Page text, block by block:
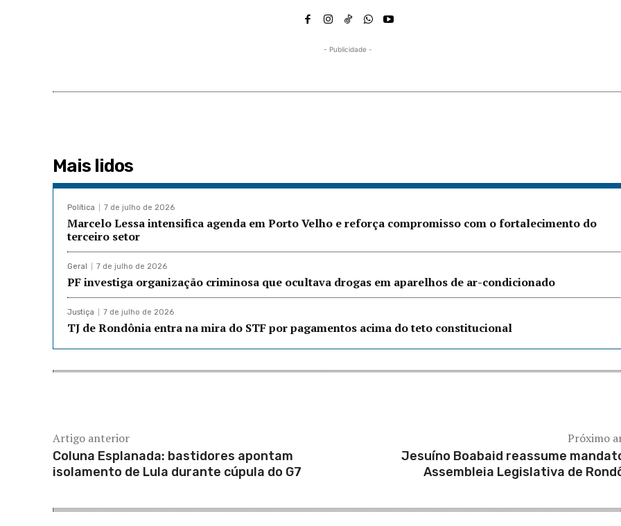
- Publicidade -
Mais lidos
Política 7 de julho de 2026
Marcelo Lessa intensifica agenda em Porto Velho e reforça compromisso com o fortalecimento do
terceiro setor
Geral 7 de julho de 2026
PF investiga organização criminosa que ocultava drogas em aparelhos de ar-condicionado
Justiça 7 de julho de 2026
TJ de Rondônia entra na mira do STF por pagamentos acima do teto constitucional
Artigo anterior
Coluna Esplanada: bastidores apontam
isolamento de Lula durante cúpula do G7
Próximo
Jesuíno Boabaid reassume
Assembleia Legislativa de